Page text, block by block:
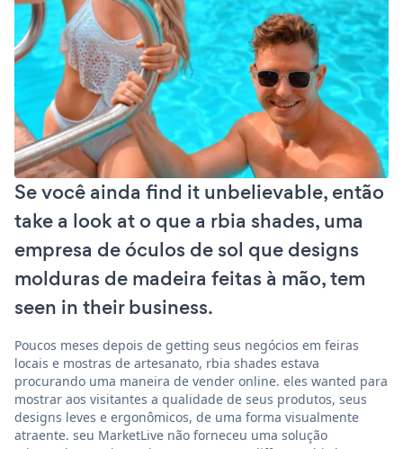
Se você ainda find it unbelievable, então
take a look at o que a rbia shades, uma
empresa de óculos de sol que designs
molduras de madeira feitas à mão, tem
seen in their business.
Poucos meses depois de getting seus negócios em feiras
locais e mostras de artesanato, rbia shades estava
procurando uma maneira de vender online. eles wanted para
mostrar aos visitantes a qualidade de seus produtos, seus
designs leves e ergonômicos, de uma forma visualmente
atraente. seu MarketLive não forneceu uma solução